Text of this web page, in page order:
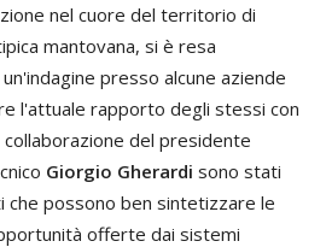
nel cuore del territorio di
mantovana, si è resa
presso alcune aziende
l'attuale rapporto degli stessi con
del presidente
Giorgio Gherardi sono stati
che possono ben sintetizzare le
offerte dai sistemi